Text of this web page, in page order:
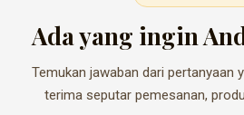
Ada yang ingin
Temukan jawaban dari pertanyaan
terima seputar pemesanan,